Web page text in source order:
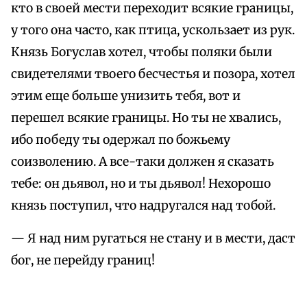
кто в своей мести переходит всякие границы,
у того она часто, как птица, ускользает из рук.
Князь Богуслав хотел, чтобы поляки были
свидетелями твоего бесчестья и позора, хотел
этим еще больше унизить тебя, вот и
перешел всякие границы. Но ты не хвались,
ибо победу ты одержал по божьему
соизволению. А все-таки должен я сказать
тебе: он дьявол, но и ты дьявол! Нехорошо
князь поступил, что надругался над тобой.
— Я над ним ругаться не стану и в мести, даст
бог, не перейду границ!